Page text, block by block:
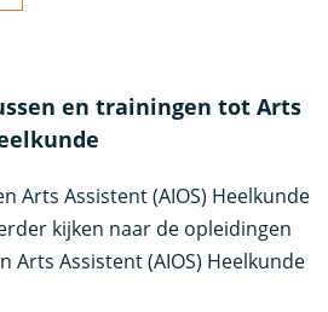
en trainingen tot Arts
Arts Assistent (AIOS) Heelkunde
kijken naar de opleidingen
Arts Assistent (AIOS) Heelkunde